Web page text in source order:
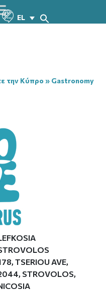
EL
την Κύπρο » Gastronomy
TSERIOU AVE,
STROVOLOS,